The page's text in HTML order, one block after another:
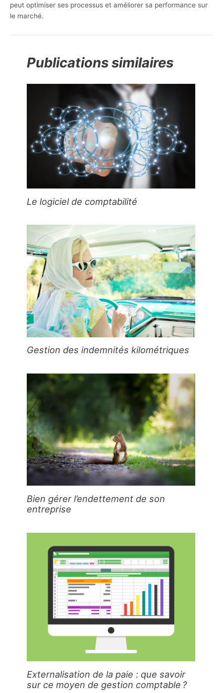
peut optimiser ses processus et améliorer sa performance sur
le marché.
Publications similaires
Le logiciel de comptabilité
Gestion des indemnités kilométriques
Bien gérer l’endettement de son
entreprise
Externalisation de la paie : que savoir
sur ce moyen de gestion comptable ?